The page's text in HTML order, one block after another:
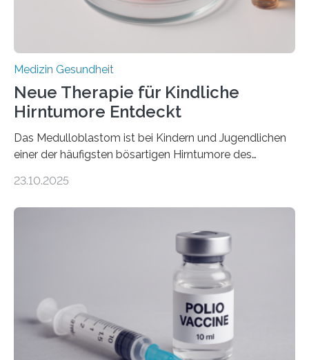
stark kontrahiert…
Medizin Gesundheit
Neue Therapie für Kindliche
Hirntumore Entdeckt
Das Medulloblastom ist bei Kindern und Jugendlichen
einer der häufigsten bösartigen Hirntumore des
Betroffenen können mit heutigen Methoden geheilt
Dringend benötigt werden zielgerichtete Therapien, die
nur Tumorschwachstellen angreifen und normales
Gewebe verschonen. Forschende um Daniel Merk vom
Hertie-Institut für klinische Hirnforschung am
Universitätsklinikum Tübingen haben eine solche
Schwachstelle im Erbgut einer Untergruppe des
Medulloblastoms gefunden. Die Wilhelm Sander-
Stiftung unterstützte das Projekt…
23.10.2025